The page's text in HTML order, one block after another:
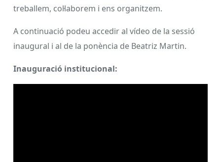
treballem, col·laborem i ens organitzem.
A continuació podeu accedir al vídeo de la sessió
inaugural i al de la ponència de Beatriz Martin.
Inauguració institucional: